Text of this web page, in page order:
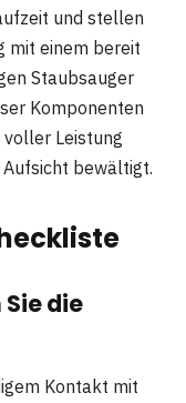
und stellen
mit einem bereit
Staubsauger
Komponenten
Leistung
bewältigt.
die
Kontakt mit